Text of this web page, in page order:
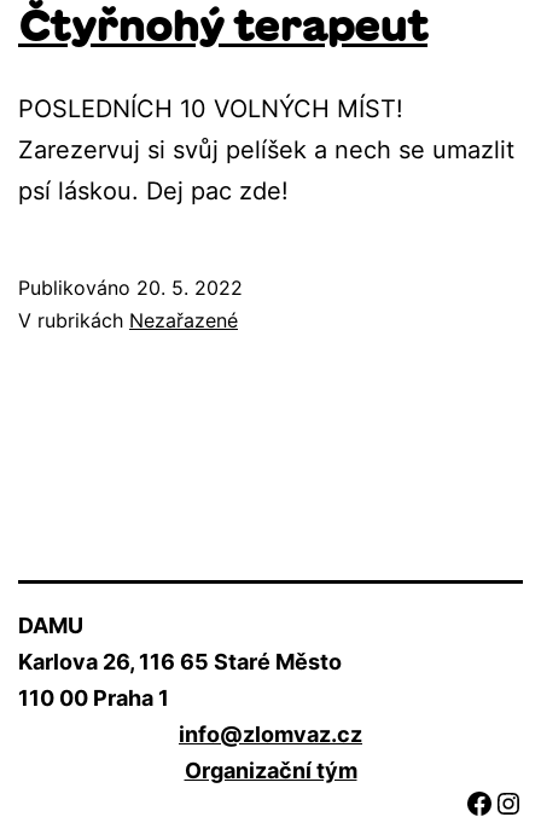
Čtyřnohý terapeut
POSLEDNÍCH 10 VOLNÝCH MÍST!
Zarezervuj si svůj pelíšek a nech se umazlit
psí láskou. Dej pac zde!
Publikováno 20. 5. 2022
V rubrikách Nezařazené
DAMU
Karlova 26, 116 65 Staré Město
110 00 Praha 1
info@zlomvaz.cz
Organizační tým